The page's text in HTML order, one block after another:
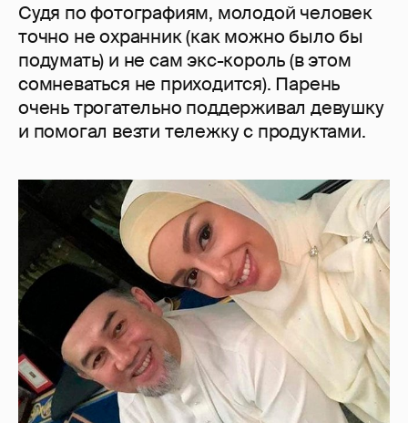
Судя по фотографиям, молодой человек
точно не охранник (как можно было бы
подумать) и не сам экс-король (в этом
сомневаться не приходится). Парень
очень трогательно поддерживал девушку
и помогал везти тележку с продуктами.